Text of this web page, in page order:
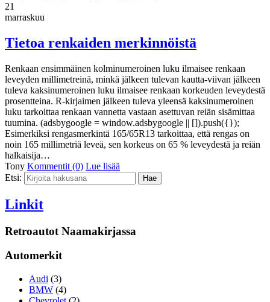
21
marraskuu
Tietoa renkaiden merkinnöistä
Renkaan ensimmäinen kolminumeroinen luku ilmaisee renkaan
leveyden millimetreinä, minkä jälkeen tulevan kautta-viivan jälkeen
tuleva kaksinumeroinen luku ilmaisee renkaan korkeuden leveydestä
prosentteina. R-kirjaimen jälkeen tuleva yleensä kaksinumeroinen
luku tarkoittaa renkaan vannetta vastaan asettuvan reiän sisämittaa
tuumina. (adsbygoogle = window.adsbygoogle || []).push({});
Esimerkiksi rengasmerkintä 165/65R13 tarkoittaa, että rengas on
noin 165 millimetriä leveä, sen korkeus on 65 % leveydestä ja reiän
halkaisija…
Tony Kommentit (0) Lue lisää
Etsi:
Linkit
Retroautot Naamakirjassa
Automerkit
Audi (3)
BMW (4)